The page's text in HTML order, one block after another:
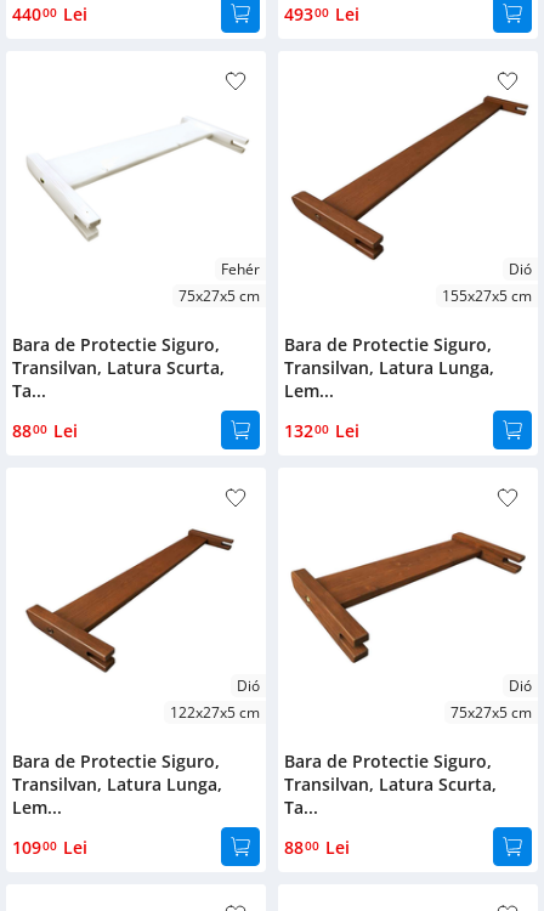
Lemn masiv
44000 Lei
49300 Lei
Fehér
75x27x5 cm
Bara de Protectie Siguro,
Transilvan, Latura Scurta,
Ta...
8800 Lei
Dió
155x27x5 cm
Bara de Protectie Siguro,
Transilvan, Latura Lunga,
Lem...
13200 Lei
Dió
122x27x5 cm
Bara de Protectie Siguro,
Transilvan, Latura Lunga,
Lem...
10900 Lei
Dió
75x27x5 cm
Bara de Protectie Siguro,
Transilvan, Latura Scurta,
Ta...
8800 Lei